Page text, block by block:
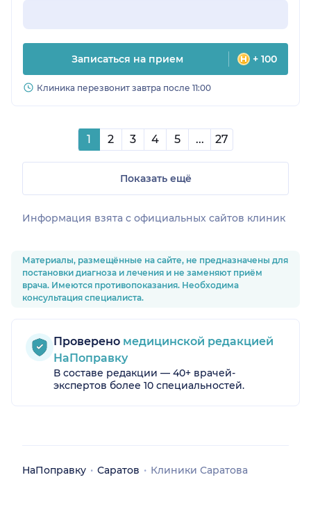
Записаться на прием + 100
Клиника перезвонит завтра после 11:00
1 2 3 4 5 ... 27
Показать ещё
Информация взята c официальных сайтов клиник
Материалы, размещённые на сайте, не предназначены для
постановки диагноза и лечения и не заменяют приём
врача. Имеются противопоказания. Необходима
консультация специалиста.
Проверено медицинской редакцией
НаПоправку
В составе редакции — 40+ врачей-
экспертов более 10 специальностей.
НаПоправку Саратов Клиники Саратова